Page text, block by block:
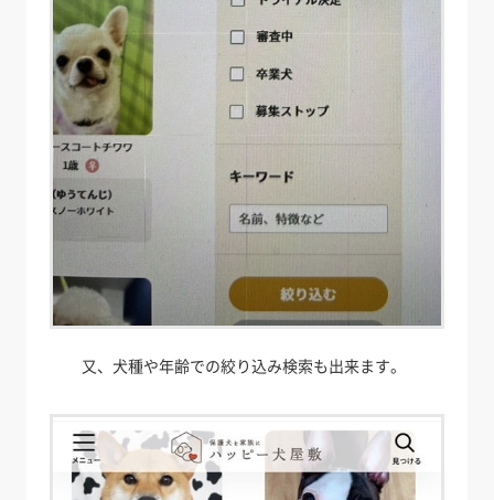
又、犬種や年齢での絞り込み検索も出来ます。